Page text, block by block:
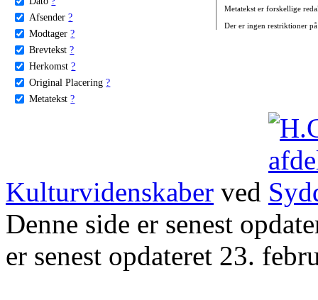
Afsender ?
Modtager ?
Brevtekst ?
Herkomst ?
Original Placering ?
Metatekst ?
Metatekst er forskellige
Der er ingen restriktioner
Kulturvidenskaber ved
Denne side er senest
er senest opdateret 23.